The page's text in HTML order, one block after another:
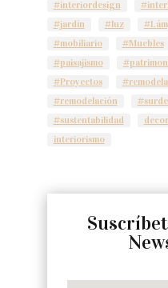
#interiordesign
#jardín
#luz
#mobiliario
#Muebles
#paisajismo
#Proyectos
#remodelación
#sustentabilidad
interiorismo